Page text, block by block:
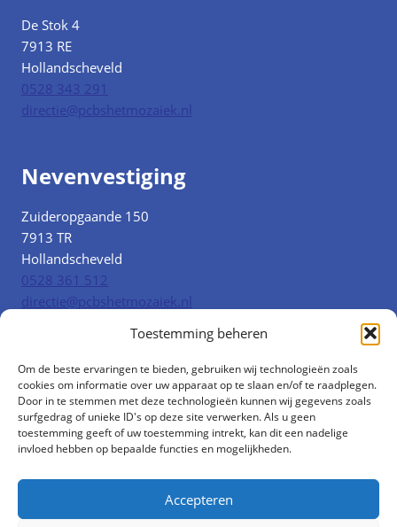
Toestemming beheren
Om de beste ervaringen te bieden, gebruiken wij technologieën zoals
cookies om informatie over uw apparaat op te slaan en/of te raadplegen.
Door in te stemmen met deze technologieën kunnen wij gegevens zoals
surfgedrag of unieke ID's op deze site verwerken. Als u geen
toestemming geeft of uw toestemming intrekt, kan dit een nadelige
invloed hebben op bepaalde functies en mogelijkheden.
Accepteren
De Stok 4
7913 RE
Hollandscheveld
0528 343 291
directie@pcbshetmozaiek.nl
Nevenvestiging
Zuideropgaande 150
7913 TR
Hollandscheveld
0528 361 512
directie@pcbshetmozaiek.nl
Snel naar
Ouders
Parro